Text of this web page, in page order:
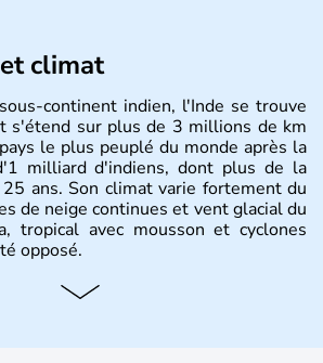
climat
continent indien, l'Inde se trouve
s'étend sur plus de 3 millions de km
le plus peuplé du monde après la
milliard d'indiens, dont plus de la
ans. Son climat varie fortement du
de neige continues et vent glacial du
tropical avec mousson et cyclones
opposé.